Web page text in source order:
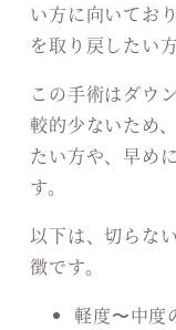
い方に向いてお
を取り戻したい
この手術はダウ
較的少ないため
たい方や、早め
す。
以下は、切らな
徴です。
軽度〜中度